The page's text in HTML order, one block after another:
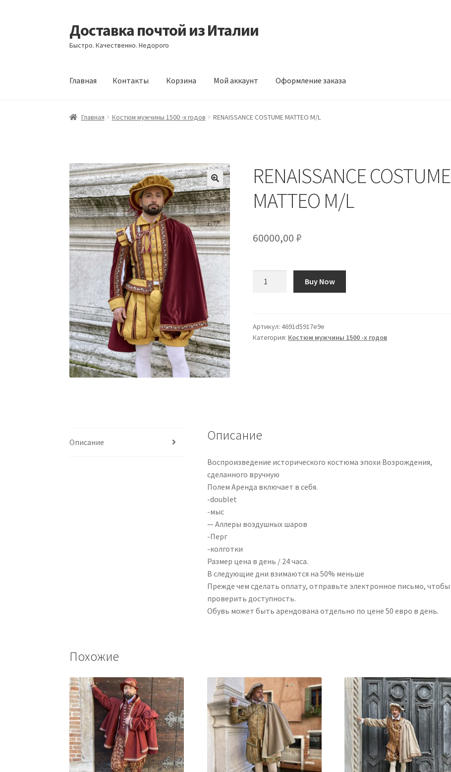
Перейти
к
навигации
Перейти
к
содержимому
Доставка почтой из Италии
Быстро. Качественно. Недорого
Главная Контакты Корзина Мой аккаунт Оформление заказа
Главная Контакты Мой аккаунт Оформление заказа
Главная Костюм мужчины 1500 -х годов RENAISSANCE COSTUME MATTEO M/L
🔍
RENAISSANCE COSTUME
MATTEO M/L
60000,00₽
MATTEO
M/L
Buy Now
Артикул:4691d5917e9e
Категория: Костюм мужчины 1500 -х годов
Описание Описание
Воспроизведение исторического костюма эпохи Возрождения,
сделанного вручную
Полем Аренда включает в себя.
-doublet
-мыс
— Аллеры воздушных шаров
-Перг
-колготки
Размер цена в день / 24 часа.
В следующие дни взимаются на 50% меньше
Прежде чем сделать оплату, отправьте электронное письмо, чтобы
проверить доступность.
Обувь может быть арендована отдельно по цене 50 евро в день.
Похожие